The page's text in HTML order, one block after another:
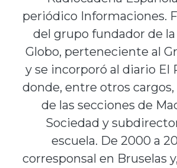
periódico Informaciones.
del grupo fundador de
Globo, perteneciente al
y se incorporó al diario El
donde, entre otros cargos,
de las secciones de
Sociedad y
escuela. De 2000 a
corresponsal en Bruselas